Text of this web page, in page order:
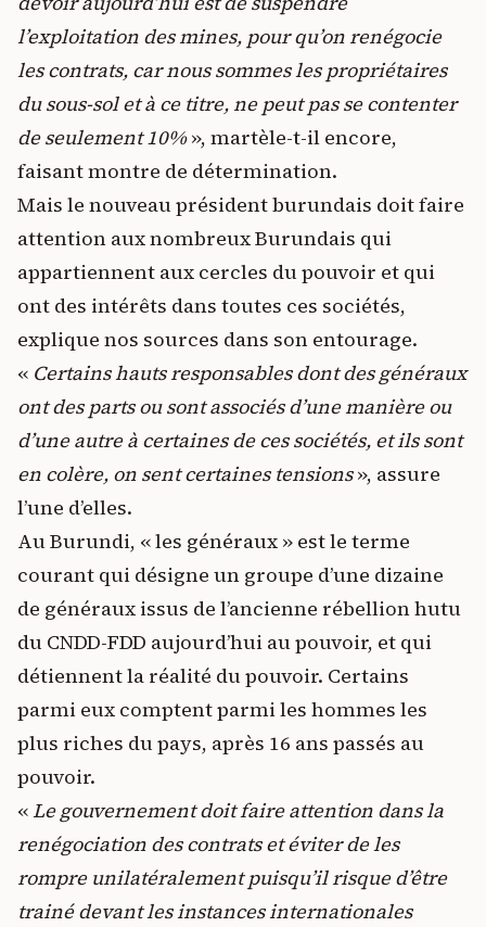
l’exploitation des mines, pour qu’on renégocie
les contrats, car nous sommes les propriétaires
du sous-sol et à ce titre, ne peut pas se contenter
de seulement 10%», martèle-t-il encore,
faisant montre de détermination.
Mais le nouveau président burundais doit faire
attention aux nombreux Burundais qui
appartiennent aux cercles du pouvoir et qui
ont des intérêts dans toutes ces sociétés,
explique nos sources dans son entourage.
« Certains hauts responsables dont des généraux
ont des parts ou sont associés d’une manière ou
d’une autre à certaines de ces sociétés, et ils sont
en colère, on sent certaines tensions», assure
l’une d’elles.
Au Burundi, « les généraux » est le terme
courant qui désigne un groupe d’une dizaine
de généraux issus de l’ancienne rébellion hutu
du CNDD-FDD aujourd’hui au pouvoir, et qui
détiennent la réalité du pouvoir. Certains
parmi eux comptent parmi les hommes les
plus riches du pays, après 16 ans passés au
pouvoir.
«Le gouvernement doit faire attention dans la
renégociation des contrats et éviter de les
rompre unilatéralement puisqu’il risque d’être
trainé devant les instances internationales